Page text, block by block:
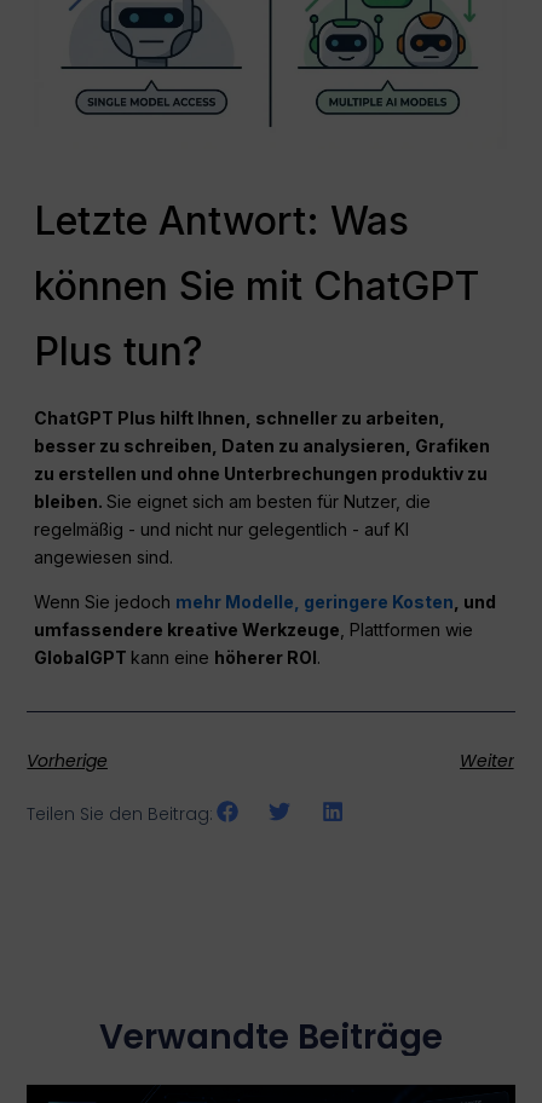
Letzte Antwort: Was
können Sie mit ChatGPT
Plus tun?
ChatGPT Plus hilft Ihnen, schneller zu arbeiten,
besser zu schreiben, Daten zu analysieren, Grafiken
zu erstellen und ohne Unterbrechungen produktiv zu
bleiben.Sie eignet sich am besten für Nutzer, die
regelmäßig - und nicht nur gelegentlich - auf KI
angewiesen sind.
Wenn Sie jedoch mehr Modelle, geringere Kosten , und
umfassendere kreative Werkzeuge , Plattformen wie
GlobalGPT kann eine höherer ROI.
Vorherige Weiter
Teilen Sie den Beitrag:
Verwandte Beiträge